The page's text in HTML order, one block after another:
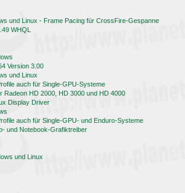
und Linux - Frame Pacing für CrossFire-Gespanne
WHQL
Version 3.00
und Linux
auch für Single-GPU-Systeme
Radeon HD 2000, HD 3000 und HD 4000
Display Driver
auch für Single-GPU- und Enduro-Systeme
und Notebook-Grafiktreiber
und Linux